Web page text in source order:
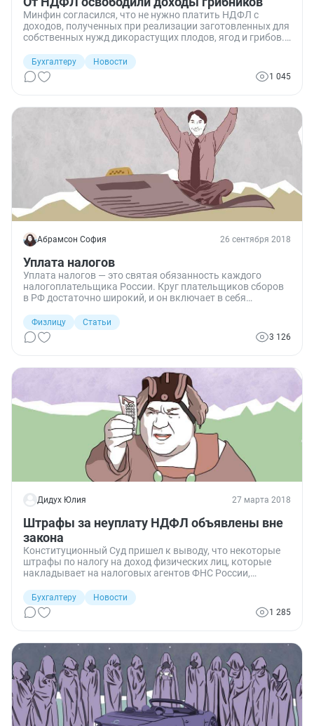
Минфин согласился, что не нужно платить НДФЛ с
доходов, полученных при реализации заготовленных для
собственных нужд дикорастущих плодов, ягод и грибов.
а значит грибники могут смело зарабатывать на их
продаже.
Бухгалтеру
Новости
1 045
Абрамсон София 26 сентября 2018
Уплата налогов
Уплата налогов — это святая обязанность каждого
налогоплательщика России. Круг плательщиков сборов
в РФ достаточно широкий, и он включает в себя
предпринимателей. В этом материале рассмотрим
методы налогообложения и способы уплаты налогов, а
также узнаем, какая ответственность грозит
Физлицу
Статьи
3 126
Дидух Юлия 27 марта 2018
Штрафы за неуплату НДФЛ объявлены вне
закона
Конституционный Суд пришел к выводу, что некоторые
штрафы по налогу на доход физических лиц, которые
накладывает на налоговых агентов ФНС России,
в каких случаях они должны воздержаться от наказания
работодателя.
Бухгалтеру
Новости
1 285